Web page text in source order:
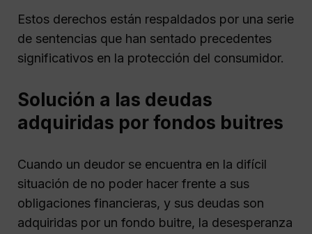
Estos derechos están respaldados por una serie
de sentencias que han sentado precedentes
significativos en la protección del consumidor.
Solución a las deudas
adquiridas por fondos buitres
Cuando un deudor se encuentra en la difícil
situación de no poder hacer frente a sus
obligaciones financieras, y sus deudas son
adquiridas por un fondo buitre, la desesperanza